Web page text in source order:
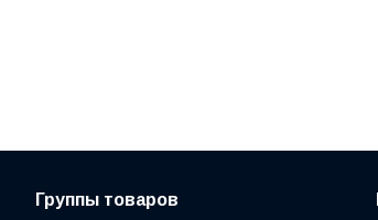
Группы товаров